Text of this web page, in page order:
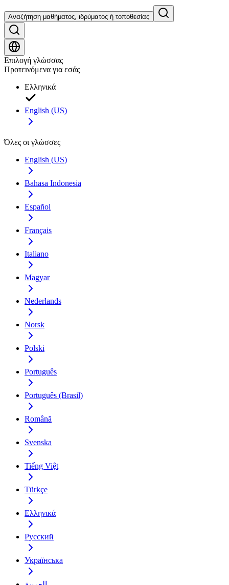
Αναζήτηση μαθήματος, ιδρύματος ή τοποθεσίας
Επιλογή γλώσσας
Προτεινόμενα για εσάς
Ελληνικά
English (US)
Όλες οι γλώσσες
English (US)
Bahasa Indonesia
Español
Français
Italiano
Magyar
Nederlands
Norsk
Polski
Português
Português (Brasil)
Română
Svenska
Tiếng Việt
Türkçe
Ελληνικά
Русский
Українська